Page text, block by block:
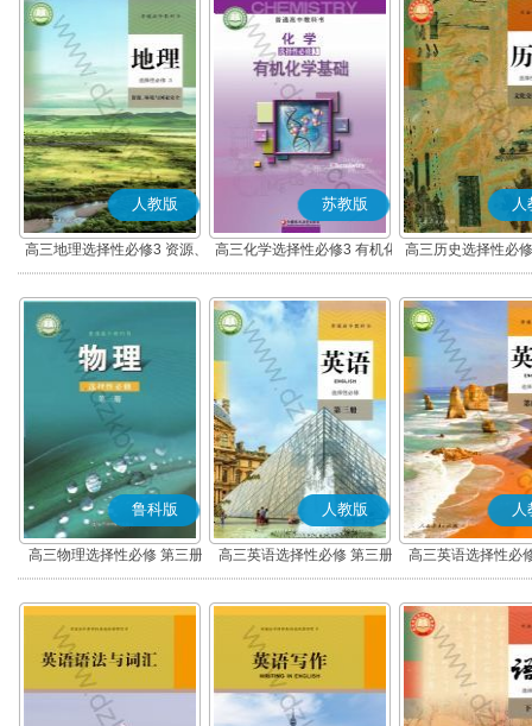
人教版
高三地理选择性必修3 资源、
环境与国家安全
苏教版
高三化学选择性必修3 有机化
学基础
人
高三历史选择性必
流与传播(部
鲁科版
高三物理选择性必修 第三册
人教版
高三英语选择性必修 第三册
人
高三英语选择性必